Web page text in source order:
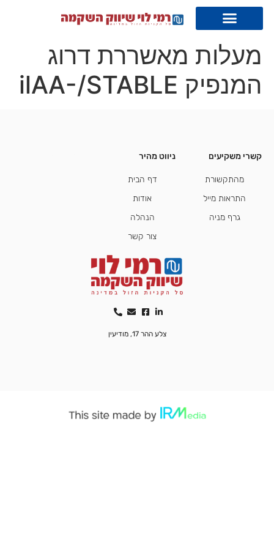
מעלות מאשררת דרוג
המנפיק ilAA-/STABLE
קשרי משקיעים
מהתקשורת
התראות מייל
גרף מניה
ניווט מהיר
דף הבית
אודות
הנהלה
צור קשר
צלע ההר 17, מודיעין